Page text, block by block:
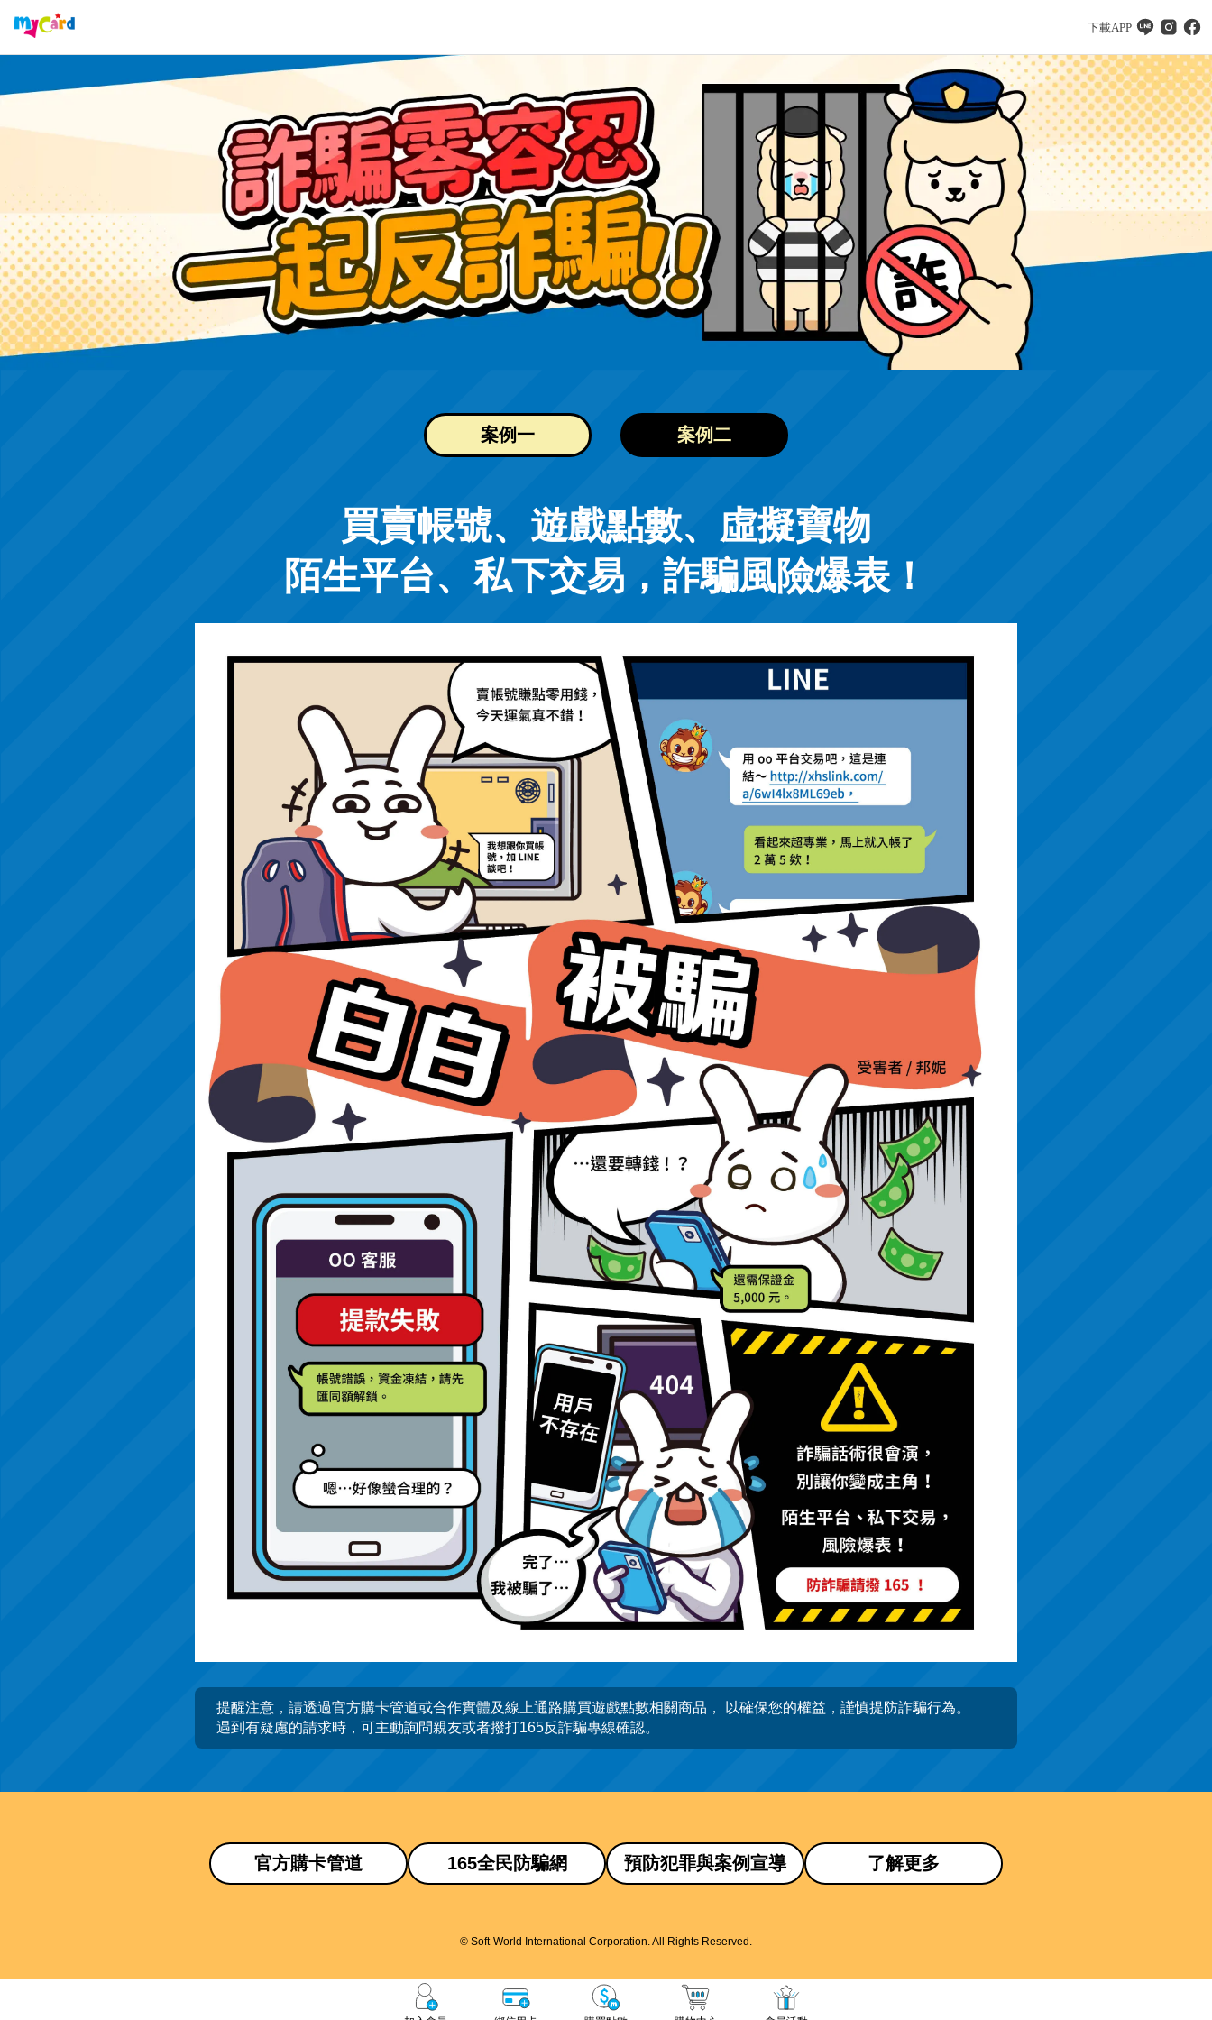
下載APP
案例一 案例二
買賣帳號、遊戲點數、虛擬寶物
陌生平台、私下交易，詐騙風險爆表！
提醒注意，請透過官方購卡管道或合作實體及線上通路購買遊戲點數相關商品， 以確保您的權益，謹慎提防詐騙行為。
遇到有疑慮的請求時，可主動詢問親友或者撥打165反詐騙專線確認。
官方購卡管道 165全民防騙網 預防犯罪與案例宣導 了解更多
© Soft-World International Corporation. All Rights Reserved.